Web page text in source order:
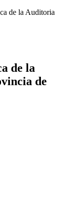
de la Auditoria
de la
de